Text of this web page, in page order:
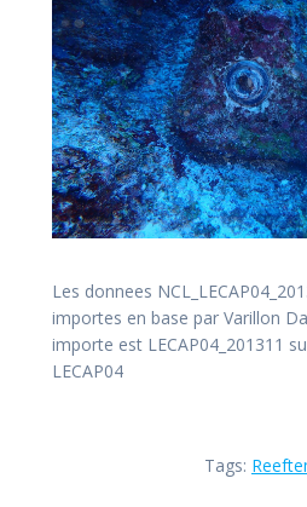
Les donnees
importes en base par Varillon
importe est LECAP04_201311
LECAP04
Tags: